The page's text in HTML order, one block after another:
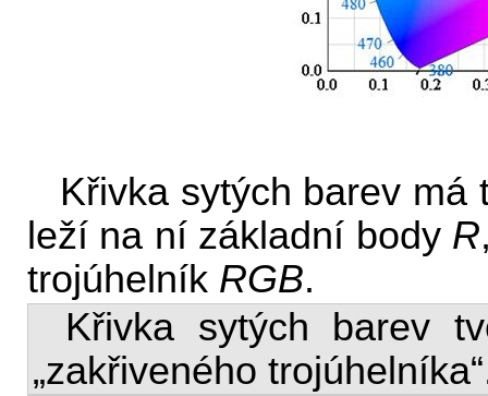
Křivka sytých barev má
leží na ní základní body R
trojúhelník RGB.
Křivka sytých barev
„zakřiveného